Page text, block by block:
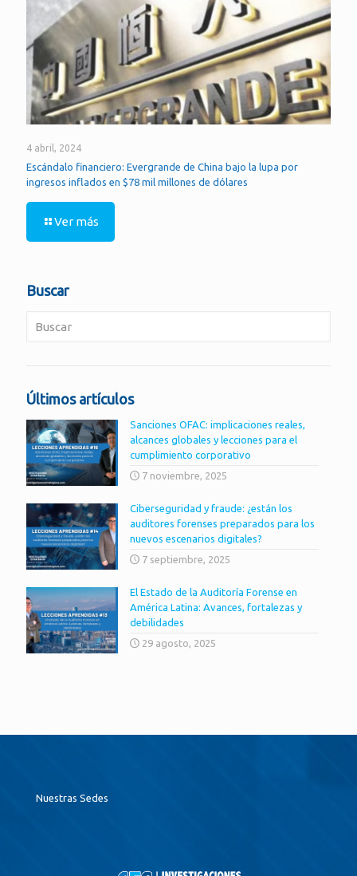
4 abril, 2024
Escándalo financiero: Evergrande de China bajo la lupa por
ingresos inflados en $78 mil millones de dólares
Ver más
Buscar
Últimos artículos
Sanciones OFAC: implicaciones reales,
alcances globales y lecciones para el
cumplimiento corporativo
7 noviembre, 2025
Ciberseguridad y fraude: ¿están los
auditores forenses preparados para los
nuevos escenarios digitales?
7 septiembre, 2025
El Estado de la Auditoría Forense en
América Latina: Avances, fortalezas y
debilidades
29 agosto, 2025
Nuestras Sedes